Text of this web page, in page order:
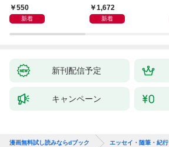
―550
新着
1,672
新着
新刊配信予定
キャンペーン
漫画無料試し読みならdブック エッセイ・随筆・紀行